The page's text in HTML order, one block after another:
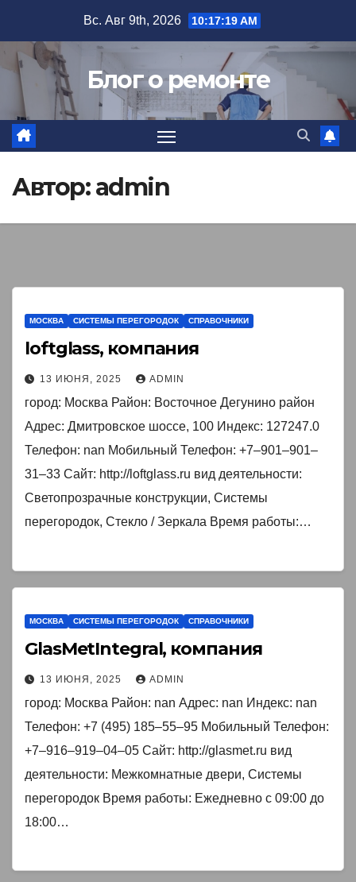
содержимому
Вс. Авг 9th, 2026 10:17:20 AM
Блог о ремонте
Автор:admin
МОСКВА СИСТЕМЫ ПЕРЕГОРОДОК СПРАВОЧНИКИ
loftglass, компания
13 ИЮНЯ, 2025 ADMIN
город: Москва Район: Восточное Дегунино район
Адрес: Дмитровское шоссе, 100 Индекс: 127247.0
Телефон: nan Мобильный Телефон: +7‒901‒901‒
31‒33 Сайт: http://loftglass.ru вид деятельности:
Светопрозрачные конструкции, Системы
перегородок, Стекло / Зеркала Время работы:…
МОСКВА СИСТЕМЫ ПЕРЕГОРОДОК СПРАВОЧНИКИ
GlasMetIntegral, компания
13 ИЮНЯ, 2025 ADMIN
город: Москва Район: nan Адрес: nan Индекс: nan
Телефон: +7 (495) 185‒55‒95 Мобильный Телефон:
+7‒916‒919‒04‒05 Сайт: http://glasmet.ru вид
деятельности: Межкомнатные двери, Системы
перегородок Время работы: Ежедневно с 09:00 до
18:00…